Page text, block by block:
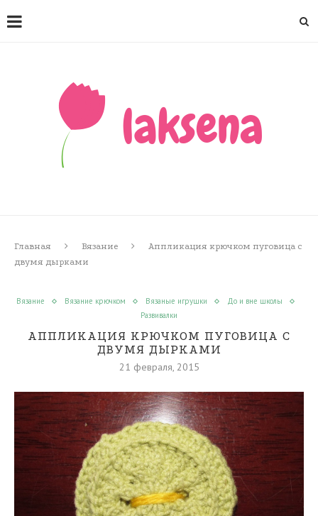
Главная Вязание
Аппликация крючком пуговица с
двумя дырками
Вязание Вязание крючком Вязаные игрушки
До и вне школы
Развивалки
АППЛИКАЦИЯ КРЮЧКОМ ПУГОВИЦА С
ДВУМЯ ДЫРКАМИ
21 февраля, 2015